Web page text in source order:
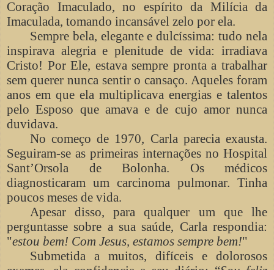
Coração Imaculado, no espírito da Milícia da
Imaculada, tomando incansável zelo por ela.
Sempre bela, elegante e dulcíssima: tudo nela
inspirava alegria e plenitude de vida: irradiava
Cristo! Por Ele, estava sempre pronta a trabalhar
sem querer nunca sentir o cansaço. Aqueles foram
anos em que ela multiplicava energias e talentos
pelo Esposo que amava e de cujo amor nunca
duvidava.
No começo de 1970, Carla parecia exausta.
Seguiram-se as primeiras internações no Hospital
Sant’Orsola de Bolonha. Os médicos
diagnosticaram um carcinoma pulmonar. Tinha
poucos meses de vida.
Apesar disso, para qualquer um que lhe
perguntasse sobre a sua saúde, Carla respondia:
"estou bem! Com Jesus, estamos sempre bem!"
Submetida a muitos, difíceis e dolorosos